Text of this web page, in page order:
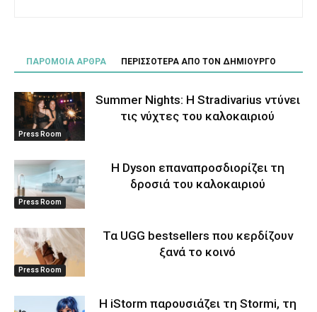
ΠΑΡΟΜΟΙΑ ΑΡΘΡΑ ΠΕΡΙΣΣΟΤΕΡΑ ΑΠΟ ΤΟΝ ΔΗΜΙΟΥΡΓΟ
Press Room
Summer Nights: Η Stradivarius ντύνει
τις νύχτες του καλοκαιριού
Press Room
Η Dyson επαναπροσδιορίζει τη
δροσιά του καλοκαιριού
Press Room
Τα UGG bestsellers που κερδίζουν
ξανά το κοινό
Η iStorm παρουσιάζει τη Stormi, τη